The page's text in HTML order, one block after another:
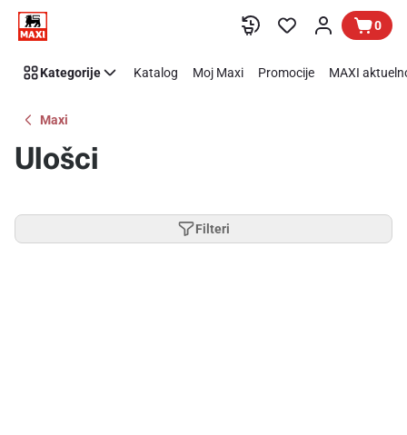
Preskoči link 0
Kategorije Katalog Moj Maxi Promocije MAXI
Maxi
Ulošci
Filteri